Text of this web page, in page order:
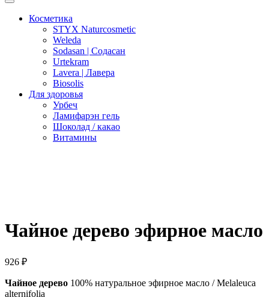
Косметика
STYX Naturcosmetic
Weleda
Sodasan | Содасан
Urtekram
Lavera | Лавера
Biosolis
Для здоровья
Урбеч
Ламифарэн гель
Шоколад / какао
Витамины
Чайное дерево эфирное масло
926 ₽
Чайное дерево 100% натуральное эфирное масло / Melaleuca
alternifolia